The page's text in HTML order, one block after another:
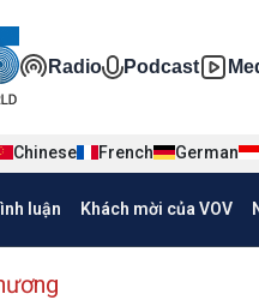
Đa phương
Radio Podcast
Chinese French German
luận Khách mời của VOV